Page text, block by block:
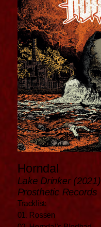
Horndal
Lake Drinker (2021)
Prosthetic Records
Tracklist:
01. Rossen